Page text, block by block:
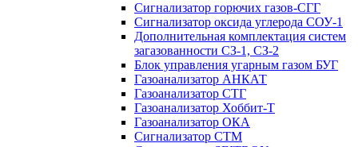
Сигнализатор горючих газов-СГГ
Сигнализатор оксида углерода СОУ-1
Дополнительная комплектация систем
загазованности СЗ-1, СЗ-2
Блок управления угарным газом БУГ
Газоанализатор АНКАТ
Газоанализатор СТГ
Газоанализатор Хоббит-Т
Газоанализатор ОКА
Сигнализатор СТМ